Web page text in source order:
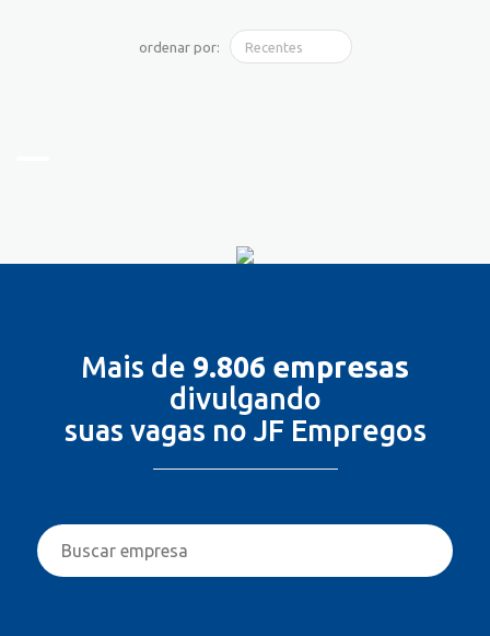
ordenar por:
Mais de 9.806 empresas
divulgando
suas vagas no JF Empregos